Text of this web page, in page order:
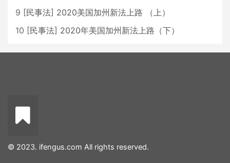
9 [民事法] 2020美国加州新法上路 （上）
10 [民事法] 2020年美国加州新法上路（下）
© 2023. ifengus.com All rights reserved.